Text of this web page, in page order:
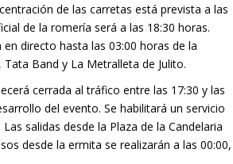
de las carretas está prevista a las
de la romería será a las 18:30 horas.
directo hasta las 03:00 horas de la
Band y La Metralleta de Julito.
cerrada al tráfico entre las 17:30 y las
del evento. Se habilitará un servicio
salidas desde la Plaza de la Candelaria
desde la ermita se realizarán a las 00:00,